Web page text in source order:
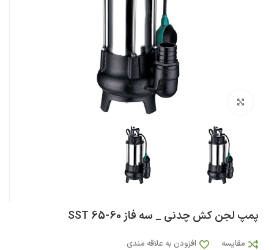
پمپ لجن کش چدنی _ سه فاز SST 65-60
مقایسه افزودن به علاقه مندی